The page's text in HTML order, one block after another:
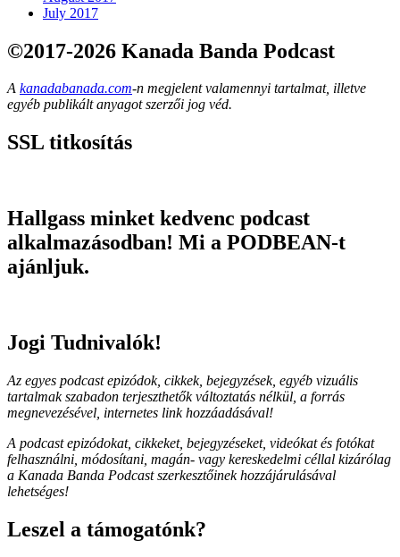
July 2017
©2017-2026 Kanada Banda Podcast
A kanadabanada.com-n megjelent valamennyi tartalmat, illetve
egyéb publikált anyagot szerzői jog véd.
SSL titkosítás
Hallgass minket kedvenc podcast
alkalmazásodban! Mi a PODBEAN-t
ajánljuk.
Jogi Tudnivalók!
Az egyes podcast epizódok, cikkek, bejegyzések, egyéb vizuális
tartalmak szabadon terjeszthetők változtatás nélkül, a forrás
megnevezésével, internetes link hozzáadásával!
A podcast epizódokat, cikkeket, bejegyzéseket, videókat és fotókat
felhasználni, módosítani, magán- vagy kereskedelmi céllal kizárólag
a Kanada Banda Podcast szerkesztőinek hozzájárulásával
lehetséges!
Leszel a támogatónk?